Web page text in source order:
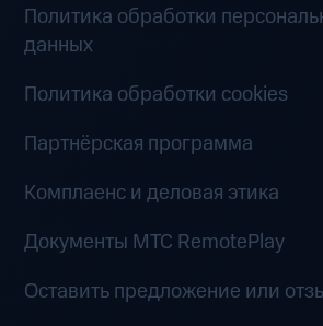
Политика обработки
данных
Политика обработки cookies
Партнёрская программа
Комплаенс и деловая этика
Документы MTC RemotePlay
Оставить предложение или